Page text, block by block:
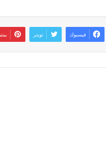
فيسبوك تويتر